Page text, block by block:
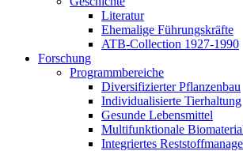
Literatur
Ehemalige Führungskräfte
ATB-Collection 1927-1990
Forschung
Programmbereiche
Diversifizierter Pflanzenbau
Individualisierte Tierhaltung
Gesunde Lebensmittel
Multifunktionale
Integriertes